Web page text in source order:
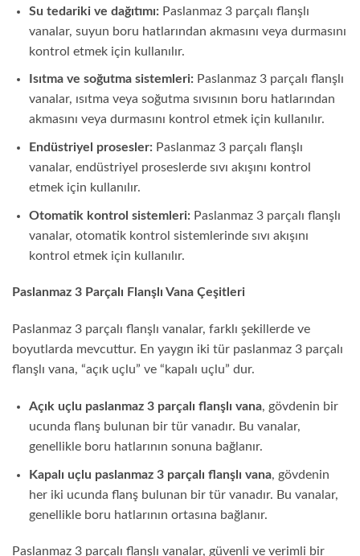
Su tedariki ve dağıtımı:Paslanmaz 3 parçalı flanşlı
vanalar, suyun boru hatlarından akmasını veya durmasını
kontrol etmek için kullanılır.
Isıtma ve soğutma sistemleri:Paslanmaz 3 parçalı flanşlı
vanalar, ısıtma veya soğutma sıvısının boru hatlarından
akmasını veya durmasını kontrol etmek için kullanılır.
Endüstriyel prosesler:Paslanmaz 3 parçalı flanşlı
vanalar, endüstriyel proseslerde sıvı akışını kontrol
etmek için kullanılır.
Otomatik kontrol sistemleri:Paslanmaz 3 parçalı flanşlı
vanalar, otomatik kontrol sistemlerinde sıvı akışını
kontrol etmek için kullanılır.
Paslanmaz 3 Parçalı Flanşlı Vana Çeşitleri
Paslanmaz 3 parçalı flanşlı vanalar, farklı şekillerde ve
boyutlarda mevcuttur. En yaygın iki tür paslanmaz 3 parçalı
flanşlı vana, “açık uçlu” ve “kapalı uçlu” dur.
Açık uçlu paslanmaz 3 parçalı flanşlı vana, gövdenin bir
ucunda flanş bulunan bir tür vanadır. Bu vanalar,
genellikle boru hatlarının sonuna bağlanır.
Kapalı uçlu paslanmaz 3 parçalı flanşlı vana, gövdenin
her iki ucunda flanş bulunan bir tür vanadır. Bu vanalar,
genellikle boru hatlarının ortasına bağlanır.
Paslanmaz 3 parçalı flanşlı vanalar, güvenli ve verimli bir